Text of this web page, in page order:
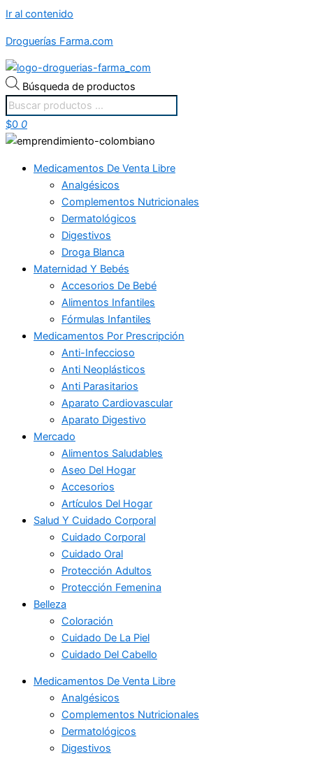
Ir al contenido
Droguerías Farma.com
Búsqueda de productos
$0 0
Medicamentos De Venta Libre
Analgésicos
Complementos Nutricionales
Dermatológicos
Digestivos
Droga Blanca
Maternidad Y Bebés
Accesorios De Bebé
Alimentos Infantiles
Fórmulas Infantiles
Medicamentos Por Prescripción
Anti-Infeccioso
Anti Neoplásticos
Anti Parasitarios
Aparato Cardiovascular
Aparato Digestivo
Mercado
Alimentos Saludables
Aseo Del Hogar
Accesorios
Artículos Del Hogar
Salud Y Cuidado Corporal
Cuidado Corporal
Cuidado Oral
Protección Adultos
Protección Femenina
Belleza
Coloración
Cuidado De La Piel
Cuidado Del Cabello
Medicamentos De Venta Libre
Analgésicos
Complementos Nutricionales
Dermatológicos
Digestivos